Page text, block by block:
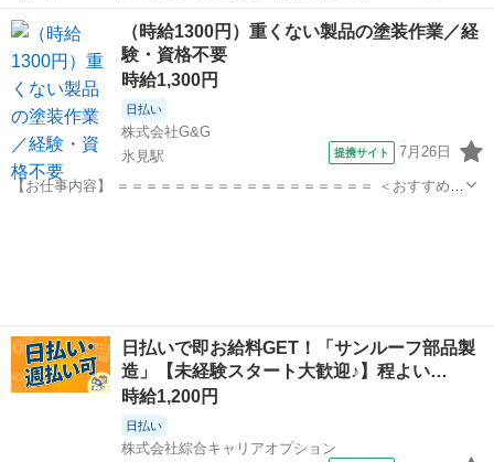
製造業務をお任せします！ ☆ワイヤーハーネスとは？ →情報やエネル
ギーを運ぶための 電線やコネクタを組付け1つのパーツにしたもの ＜
具体的には…＞ ◆機械を...
富山 工場
（時給1300円）重くない製品の塗装作業／経
験・資格不要
時給1,300円
日払い
株式会社G&G
氷見駅
提携サイト 7月26日
【お仕事内容】 ＝＝＝＝＝＝＝＝＝＝＝＝＝＝＝＝＝＝ ＜おすすめポ
日払いで即お給料GET！「サンルーフ部品製
造」【未経験スタート大歓迎♪】程よい…
時給1,200円
日払い
株式会社綜合キャリアオプション